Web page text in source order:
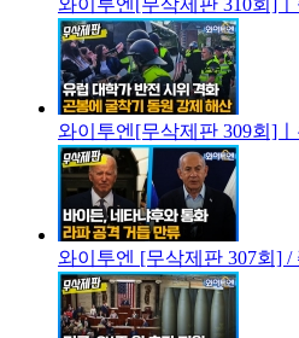
와이투엔[무삭제판 310회]
와이투엔[무삭제판 309회]
와이투엔 [무삭제판 307회]